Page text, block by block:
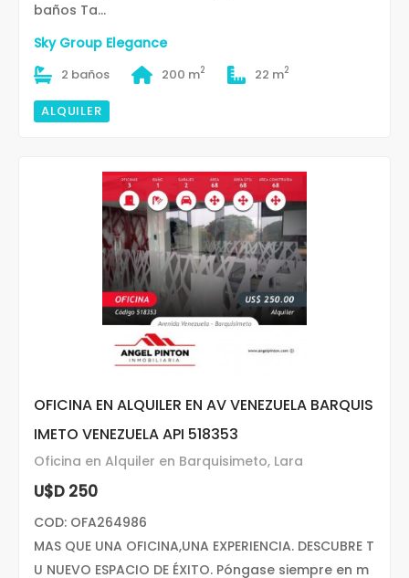
baños Ta...
Sky Group Elegance
2 baños 200 m2 22 m2
ALQUILER
OFICINA EN ALQUILER EN AV VENEZUELA BARQUIS
IMETO VENEZUELA API 518353
Oficina en Alquiler en Barquisimeto, Lara
U$D 250
COD: OFA264986
MAS QUE UNA OFICINA,UNA EXPERIENCIA. DESCUBRE T
U NUEVO ESPACIO DE ÉXITO. Póngase siempre en m